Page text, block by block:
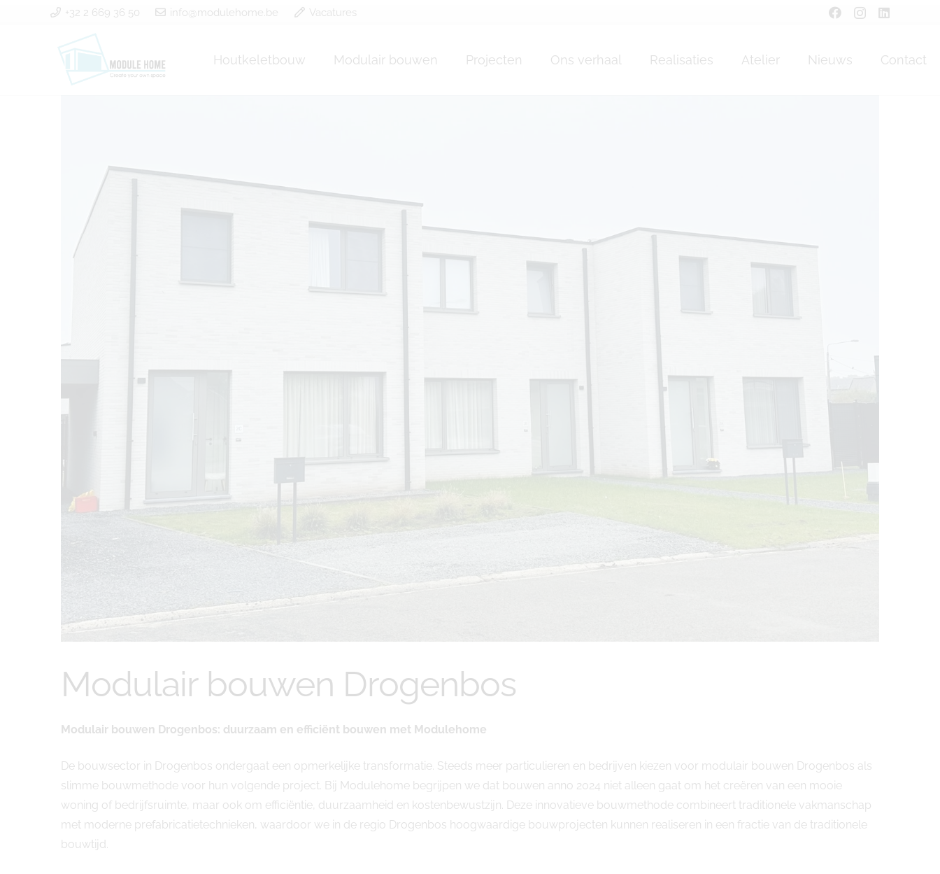
+32 2 669 36 50 info@modulehome.be Vacatures
Houtkeletbouw Modulair bouwen Projecten Ons verhaal Realisaties Atelier Nieuws Contact
Modulair bouwen Drogenbos
Modulair bouwen Drogenbos: duurzaam en efficiënt bouwen met Modulehome
De bouwsector in Drogenbos ondergaat een opmerkelijke transformatie. Steeds meer particulieren en bedrijven kiezen voor modulair bouwen Drogenbos als
slimme bouwmethode voor hun volgende project. Bij Modulehome begrijpen we dat bouwen anno 2024 niet alleen gaat om het creëren van een mooie
woning of bedrijfsruimte, maar ook om efficiëntie, duurzaamheid en kostenbewustzijn. Deze innovatieve bouwmethode combineert traditionele vakmanschap
met moderne prefabricatietechnieken, waardoor we in de regio Drogenbos hoogwaardige bouwprojecten kunnen realiseren in een fractie van de traditionele
bouwtijd.